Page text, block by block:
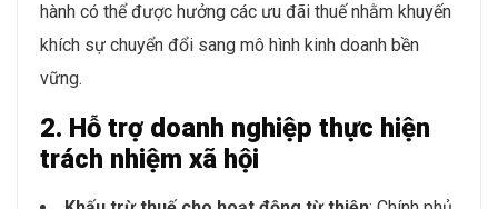
hành có thể được hưởng các ưu đãi thuế nhằm khuyến
khích sự chuyển đổi sang mô hình kinh doanh bền
vững.
2. Hỗ trợ doanh nghiệp thực hiện
trách nhiệm xã hội